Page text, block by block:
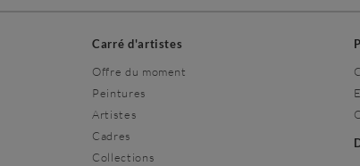
Carré d'artistes
Offre du moment
Peintures
Artistes
Cadres
Collections